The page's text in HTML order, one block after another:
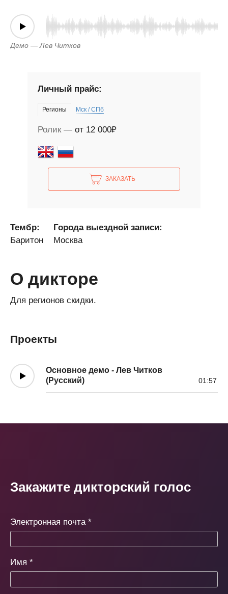
Демо — Лев Читков
Личный прайс:
Регионы Мск / СПб
Ролик от 12 000₽
ЗАКАЗАТЬ
Тембр:
Города выездной записи:
Баритон
Москва
О дикторе
Для регионов скидки.
Проекты
Основное демо - Лев Читков
(Русский)
01:57
Закажите дикторский голос
Электронная почта *
Имя *